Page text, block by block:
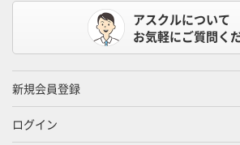
アスクルについて
お気軽にご質問く
新規会員登録
ログイン